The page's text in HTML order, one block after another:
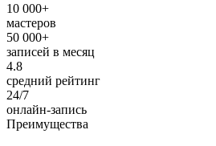
10 000+
мастеров
50 000+
записей в месяц
4.8
средний рейтинг
24/7
онлайн-запись
Преимущества